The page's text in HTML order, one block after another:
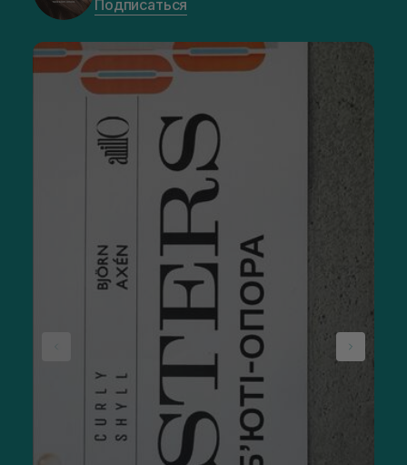
Подписаться